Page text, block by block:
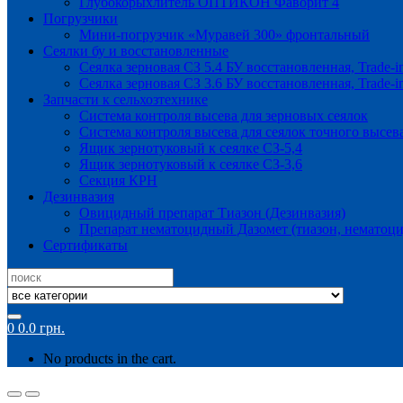
Погрузчики
Мини-погрузчик «Муравей 300» фронтальный
Сеялки бу и восстановленные
Сеялка зерновая СЗ 5.4 БУ восстановленная, Trade-
Сеялка зерновая СЗ 3.6 БУ восстановленная, Trade-
Запчасти к сельхозтехнике
Система контроля высева для зерновых сеялок
Система контроля высева для сеялок точного
Ящик зернотуковый к сеялке СЗ-5,4
Ящик зернотуковый к сеялке СЗ-3,6
Секция КРН
Дезинвазия
Овицидный препарат Тиазон (Дезинвазия)
Препарат нематоцидный Дазомет (тиазон,
Сертификаты
Search
for:
0 0.0 грн.
No products in the cart.